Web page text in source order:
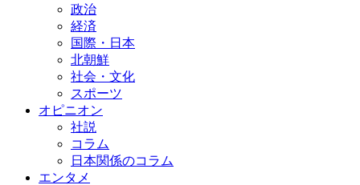
政治
経済
国際・日本
北朝鮮
社会・文化
スポーツ
オピニオン
社説
コラム
日本関係のコラム
エンタメ